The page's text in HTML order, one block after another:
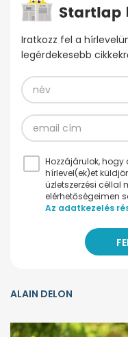
Iratkozz fel a
legérdekesebb
Hozzájárulok,
hírlevel(ek)et
üzletszerzési
elérhetőségeimen
Az adatkezelés
ALAIN DELON